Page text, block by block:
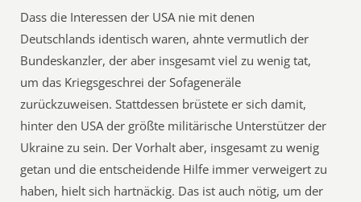
Dass die Interessen der USA nie mit denen
Deutschlands identisch waren, ahnte vermutlich der
Bundeskanzler, der aber insgesamt viel zu wenig tat,
um das Kriegsgeschrei der Sofageneräle
zurückzuweisen. Stattdessen brüstete er sich damit,
hinter den USA der größte militärische Unterstützer der
Ukraine zu sein. Der Vorhalt aber, insgesamt zu wenig
getan und die entscheidende Hilfe immer verweigert zu
haben, hielt sich hartnäckig. Das ist auch nötig, um der